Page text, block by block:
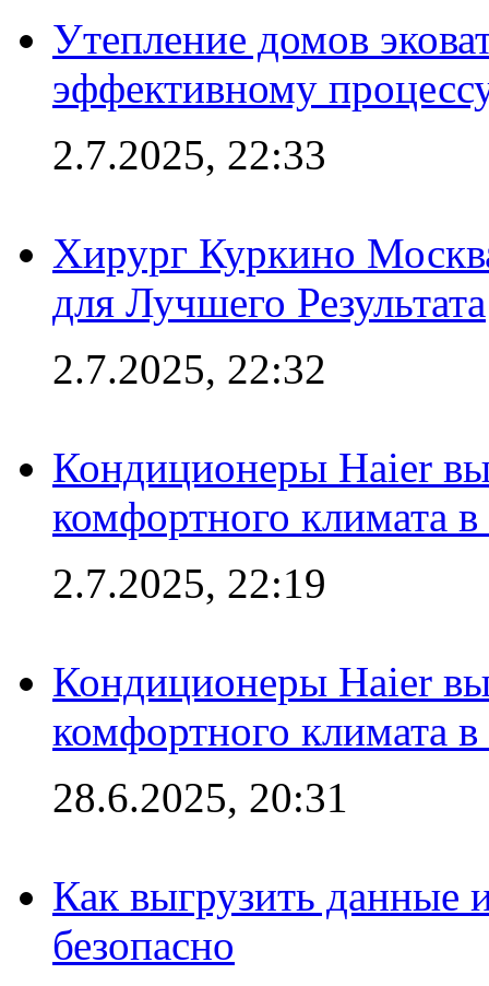
Утепление домов
эффективному
2.7.2025, 22:33
Хирург Куркино
для Лучшего Результата
2.7.2025, 22:32
Кондиционеры Haier
комфортного климата
2.7.2025, 22:19
Кондиционеры Haier
комфортного климата
28.6.2025, 20:31
Как выгрузить данные
безопасно